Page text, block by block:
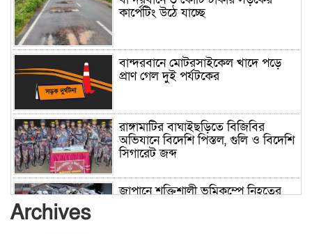
কার্পেটিং উঠে যাচ্ছে
বান্দরবানে মোটরসাইকেল খাদে পড়ে
প্রাণ গেল দুই পর্যটকের
রাঙ্গামাটির বাঘাইছড়িতে বিজিবির
অভিযানে বিদেশি পিস্তল, গুলি ও বিদেশি
সিগারেট জব্দ
জাপানে শক্তিশালী ভূমিকম্পে নিহতের
Archives